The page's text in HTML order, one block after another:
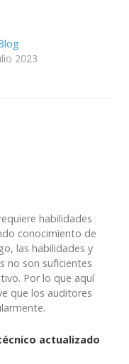
2023
habilidades
conocimiento de
las habilidades y
no son suficientes
Por lo que aquí
que los auditores
actualizado